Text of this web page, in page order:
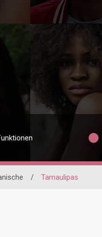
/ Tamaulipas